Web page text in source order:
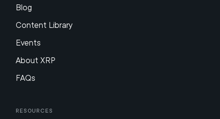
Blog
Content Library
Events
About XRP
FAQs
Resources